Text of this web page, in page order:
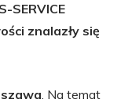
SERVICE
znalazły się
. Na temat